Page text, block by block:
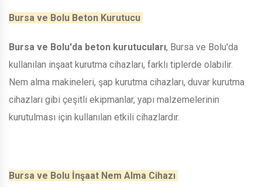
Bursa ve Bolu Beton Kurutucu
Bursa ve Bolu'da beton kurutucuları, Bursa ve Bolu'da
kullanılan inşaat kurutma cihazları, farklı tiplerde olabilir.
Nem alma makineleri, şap kurutma cihazları, duvar kurutma
cihazları gibi çeşitli ekipmanlar, yapı malzemelerinin
kurutulması için kullanılan etkili cihazlardır.
Bursa ve Bolu İnşaat Nem Alma Cihazı